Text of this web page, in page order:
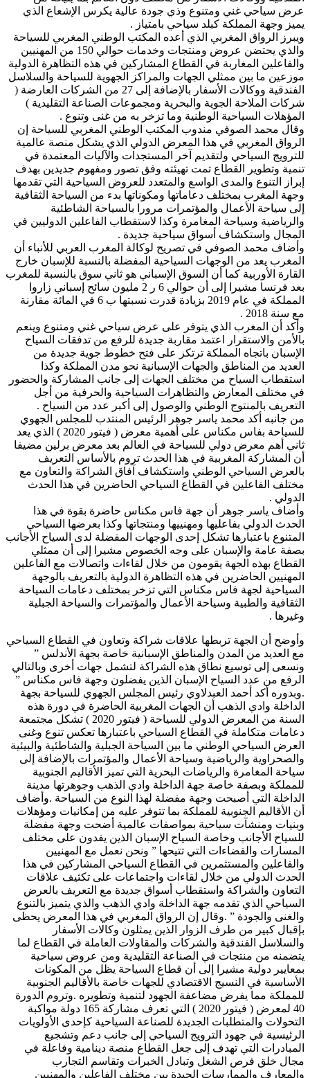
عرض سياحي غني ومتنوع وذي جودة عالية يكرس الإشعاع الذي
يميز وجهة المملكة كبلد سياحي بامتياز .
ويبرز الرواق المغربي الذي أعده المكتب الوطني المغربي للسياحة
والذي يحتضن عروض ومنتجات وخدمات حوالي 150 من المهنيين
والفاعلين المغاربة في القطاع المشاركين في هذه التظاهرة الدولية
موزعين ما بين ممثلي الجهات والمراكز الجهوية للسياحة والسلاسل
الفندقية ووكالات الأسفار بالإضافة إلى 27 من الشركات العارضة (
شركات الملاحة الجوية والبحرية ومجموعات الصناعة التقليدية )
المؤهلات السياحية الوطنية وما تزخر به من غنى وتنوع .
وقال محمد الصوفي مندوب المكتب الوطني المغربي للسياحة إن
الرواق المغربي في هذا المعرض الدولي الذي يشكل منصة عالمية
للترويج السياحي ولتقديم آخر المستجدات والآليات المعتمدة في
تنمية وتطوير القطاع تمت تهيئته وفق تصور ومفهوم جديدين بهدف
إبراز التنوع والمدى الواسع والمتعدد للعروض السياحية التي تقدمها
وجهة المغرب بمختلف دعاماتها ومكوناتها بدء من السياحة الثقافية
إلى سياحة الأعمال والمؤتمرات مرورا بالسياحة الشاطئية
والرياضية وسياحة المغامرة وكذا لاستقطاب الفاعلين الدوليين في
المجال واستكشاف أسواق سياحية جديدة .
وأضاف محمد الصوفي في تصريح لوكالة المغرب العربي للأنباء أن
المغرب يعد من الوجهات السياحية المفضلة بالنسبة للإسبان خارج
القارة الأوربية كما أن السوق الإسباني هو ثاني سوق بالنسبة للمغرب
بعد فرنسا مشيرا إلى أن حوالي 6 ر 2 مليون سائح إسباني زاروا
المملكة في عام 2019 بزيادة قدرت نسبتها ب 6 في المائة مقارنة
مع سنة 2018 .
وأكد أن المغرب الذي يتوفر على عرض سياحي غني ومتنوع وينعم
بالأمن والاستقرار اعتمد مقاربة جديدة للرفع من تدفقات السياح
الإسبان باتجاه المملكة ترتكز على فتح خطوط جوية جديدة من
العديد من المناطق والجهات الإسبانية نحو مدن المملكة وكذا
استقطاب السياح من مختلف الجهات إلى جانب المشاركة والحضور
في مختلف المعارض والتظاهرات السياحية والحرفية من أجل
التعريف بالمنتوج الوطني والوصول إلى أكبر عدد من السياح .
من جانبه أكد محمد ياسر جوهر الرئيس المنتدب للمجلس الجهوي
للسياحة بفاس مكناس على أهمية معرض ( فيتور 2020 ) الذي يعد
ثاني أهم معرض دولي للسياحة في العالم بعد معرض برلين مضيفا
أن المشاركة المغربية في هذا الحدث تروم بالأساس التعريف
بالعرض السياحي الوطني واستكشاف آفاق الشراكة والتعاون مع
مختلف الفاعلين في القطاع السياحي الحاضرين في هذا الحدث
الدولي .
وأضاف ياسر جوهر أن جهة فاس مكناس حاضرة بقوة في هذا
الحدث الدولي بفاعليها ومهنييها ومنتجاتها وكذا بعرضها السياحي
المتنوع باعتبارها تشكل إحدى الوجهات المفضلة لدى السياح الأجانب
بصفة عامة والإسبان على وجه الخصوص مشيرا إلى أن ممثلي
القطاع بهذه الجهة يقومون من خلال لقاءات واتصالات مع الفاعلين
المهنيين الحاضرين في هذه التظاهرة الدولية بالتعريف بالوجهة
السياحية لجهة فاس مكناس التي تزخر بمختلف دعامات السياحة
الثقافية والطبية وسياحة الأعمال والمؤتمرات والسياحة الجبلية
وغيرها .
وأوضح أن الجهة تربطها علاقات شراكة وتعاون في القطاع السياحي
مع العديد من المدن والمناطق الإسبانية خاصة بجهة الأندلس ”
ونسعى إلى توسيع نطاق هذه الشراكة لتشمل جهات أخرى وبالتالي
الرفع من عدد السياح الإسبان الذين يفضلون وجهة فاس مكناس ”
.وبدوره أكد أحمد العبدلاوي رئيس المجلس الجهوي للسياحة بجهة
الداخلة وادي الذهب أن الجهات المغربية الحاضرة في دورة هذه
السنة من المعرض الدولي للسياحة ( فيتور 2020 ) تشكل مجتمعة
دعامات متكاملة في القطاع السياحي باعتبارها تعكس تنوع وغنى
العرض السياحي الوطني ما بين السياحة الجبلية والشاطئية والبيئية
والصحراوية والرياضية وسياحة الأعمال والمؤتمرات بالإضافة إلى
سياحة المغامرة والرياضات البحرية التي تميز الأقاليم الجنوبية
للمملكة وبصفة خاصة جهة الداخلة وادي الذهب وجوهرتها مدينة
الداخلة التي أصبحت وجهة مفضلة لهذا النوع من السياحة .وأضاف
أن الأقاليم الجنوبية للمملكة بما تتوفر عليه من إمكانيات ومؤهلات
وبنيات ومنشآت سياحية بمواصفات عالمية أضحت وجهة مفضلة
للسياح الأجانب وخاصة السياح الإسبان الذين يفدون على مختلف
المسارات والفضاءات التي تتيحها ” ونحن نعمل مع المهنيين
والفاعلين والمستثمرين في القطاع السياحي المشاركين في هذا
الحدث الدولي من خلال لقاءات واجتماعات على تكثيف علاقات
التعاون والشراكة واستقطاب أسواق جديدة مع التعريف بالعرض
السياحي الذي تقدمه جهة الداخلة وادي الذهب والذي يتميز بالتنوع
والغنى والجودة ” .وقال إن الرواق المغربي في هذا المعرض يحظى
بإقبال كبير من طرف الزوار الذين يمثلون وكالات الأسفار
والسلاسل الفندقية والشركات والمقاولات العاملة في القطاع لما
يتضمنه من منتجات في الصناعة التقليدية ومن عروض سياحية
بمعايير دولية مشيرا إلى أن قطاع السياحة يظل من المكونات
الأساسية في النسيج الاقتصادي للجهات خاصة بالأقاليم الجنوبية
للمملكة مما يفرض مضاعفة الجهود لتنمية وتطويره .وتروم الدورة
40 لمعرض ( فيتور 2020 ) التي تعرف مشاركة 165 دولة مواكبة
التحولات والمتطلبات الجديدة للصناعة السياحية كإحدى الأولويات
الرئيسية في جهود الترويج السياحي إلى جانب دعم وتشجيع
المبادرات التي تهدف إلى جعل القطاع منصة دينامية وفاعلة في
مجال خلق فرص الشغل وتبادل الخبرات وتقاسم التجارب
والمعارف والممارسات الجيدة بين مختلف الفاعلين والمهنيين